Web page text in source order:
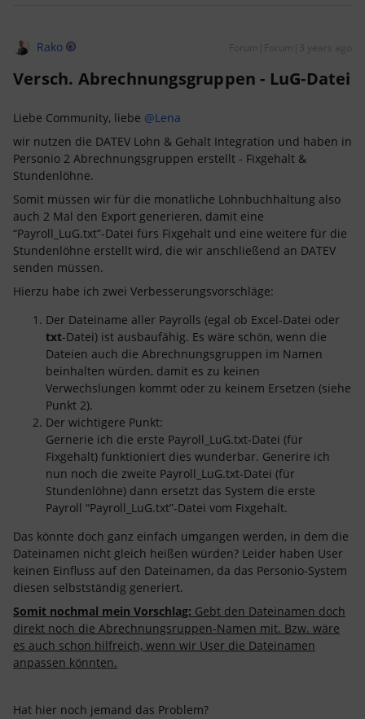
Rako Forum|Forum|3 years ago
Versch. Abrechnungsgruppen - LuG-Datei
Liebe Community, liebe @Lena
wir nutzen die DATEV Lohn & Gehalt Integration und haben in
Personio 2 Abrechnungsgruppen erstellt - Fixgehalt &
Stundenlöhne.
Somit müssen wir für die monatliche Lohnbuchhaltung also
auch 2 Mal den Export generieren, damit eine
“Payroll_LuG.txt”-Datei fürs Fixgehalt und eine weitere für die
Stundenlöhne erstellt wird, die wir anschließend an DATEV
senden müssen.
Hierzu habe ich zwei Verbesserungsvorschläge:
Der Dateiname aller Payrolls (egal ob Excel-Datei oder
txt-Datei) ist ausbaufähig. Es wäre schön, wenn die
Dateien auch die Abrechnungsgruppen im Namen
beinhalten würden, damit es zu keinen
Verwechslungen kommt oder zu keinem Ersetzen (siehe
Punkt 2).
Der wichtigere Punkt:
Gernerie ich die erste Payroll_LuG.txt-Datei (für
Fixgehalt) funktioniert dies wunderbar. Generire ich
nun noch die zweite Payroll_LuG.txt-Datei (für
Stundenlöhne) dann ersetzt das System die erste
Payroll “Payroll_LuG.txt”-Datei vom Fixgehalt.
Das könnte doch ganz einfach umgangen werden, in dem die
Dateinamen nicht gleich heißen würden? Leider haben User
keinen Einfluss auf den Dateinamen, da das Personio-System
diesen selbstständig generiert.
Somit nochmal mein Vorschlag: Gebt den Dateinamen doch
direkt noch die Abrechnungsruppen-Namen mit. Bzw. wäre
es auch schon hilfreich, wenn wir User die Dateinamen
anpassen könnten.
Hat hier noch jemand das Problem?